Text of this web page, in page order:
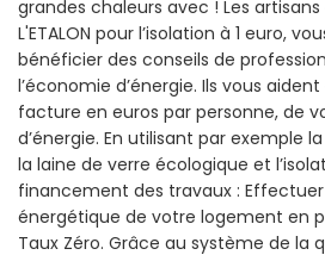
grandes chaleurs avec ! Les artisans
L'ETALON pour l’isolation à 1 euro,
bénéficier des conseils de
l’économie d’énergie. Ils vous
facture en euros par personne, de
d’énergie. En utilisant par exemple
la laine de verre écologique et
financement des travaux :
énergétique de votre logement en
Taux Zéro. Grâce au système de la